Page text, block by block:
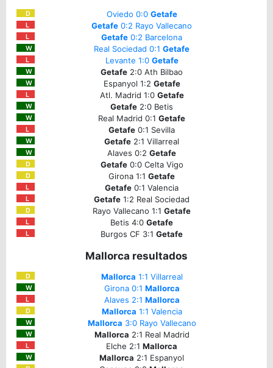
D Oviedo 0:0 Getafe
L Getafe 0:2 Rayo Vallecano
L Getafe 0:2 Barcelona
W Real Sociedad 0:1 Getafe
L Levante 1:0 Getafe
W Getafe 2:0 Ath Bilbao
W Espanyol 1:2 Getafe
L Atl. Madrid 1:0 Getafe
W Getafe 2:0 Betis
W Real Madrid 0:1 Getafe
L Getafe 0:1 Sevilla
W Getafe 2:1 Villarreal
W Alaves 0:2 Getafe
D Getafe0:0 Celta Vigo
D Girona 1:1 Getafe
L Getafe 0:1 Valencia
L Getafe 1:2 Real Sociedad
D Rayo Vallecano 1:1 Getafe
L Betis 4:0 Getafe
L Burgos CF 3:1 Getafe
Mallorca resultados
D Mallorca 1:1 Villarreal
W Girona 0:1 Mallorca
L Alaves 2:1 Mallorca
D Mallorca 1:1 Valencia
W Mallorca 3:0 Rayo Vallecano
W Mallorca 2:1 Real Madrid
L Elche 2:1 Mallorca
W Mallorca 2:1 Espanyol